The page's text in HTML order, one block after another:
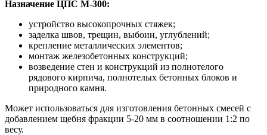
Назначение ЦПС М-300:
устройство высокопрочных стяжек;
заделка швов, трещин, выбоин, углублений;
крепление металлических элементов;
монтаж железобетонных конструкций;
возведение стен и конструкций из полнотелого
рядового кирпича, полнотелых бетонных блоков и
природного камня.
Может использоваться для изготовления бетонных смесей с
добавлением щебня фракции 5-20 мм в соотношении 1:2 по
весу.